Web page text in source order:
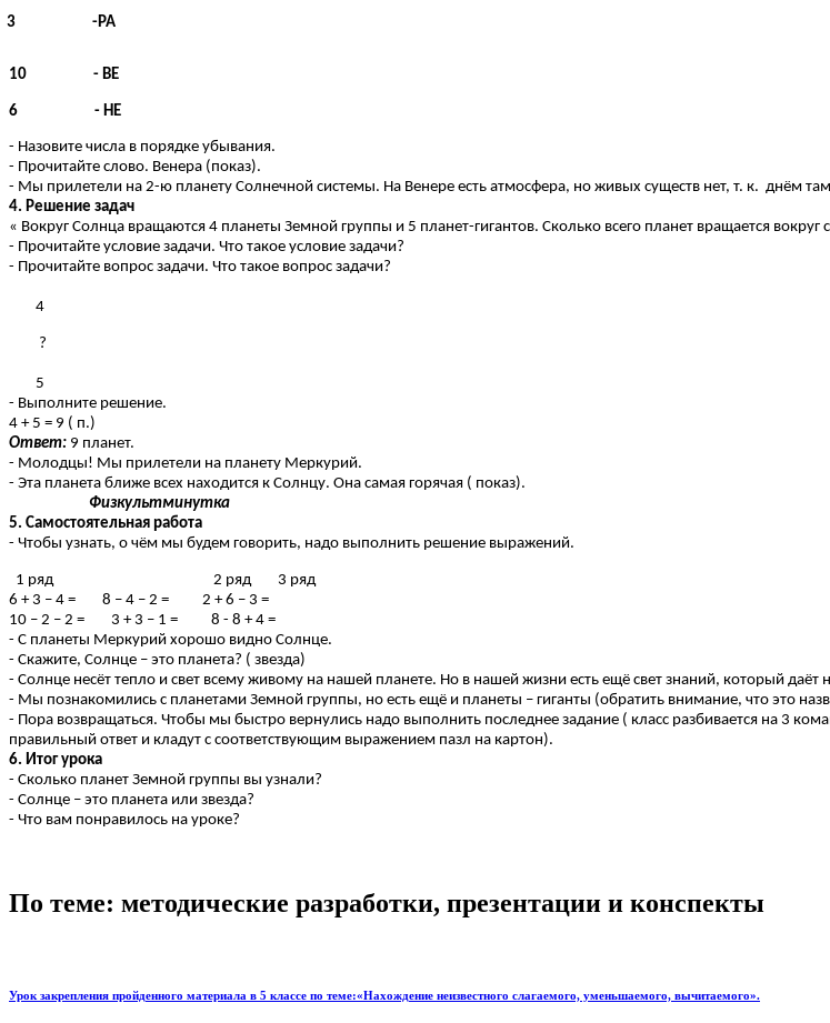
3 -РА
10 - ВЕ
6 - НЕ
- Назовите числа в порядке убывания.
- Прочитайте слово. Венера (показ).
- Мы прилетели на 2-ю планету Солнечной системы. На Венере есть атмосфера, но живых существ нет, т. к. днём
4. Решение задач
« Вокруг Солнца вращаются 4 планеты Земной группы и 5 планет-гигантов. Сколько всего планет вращается вокруг
- Прочитайте условие задачи. Что такое условие задачи?
- Прочитайте вопрос задачи. Что такое вопрос задачи?
4
?
5
- Выполните решение.
4 + 5 = 9 ( п.)
Ответ: 9 планет.
- Молодцы! Мы прилетели на планету Меркурий.
- Эта планета ближе всех находится к Солнцу. Она самая горячая ( показ).
Физкультминутка
5. Самостоятельная работа
- Чтобы узнать, о чём мы будем говорить, надо выполнить решение выражений.
1 ряд 2 ряд 3 ряд
6 + 3 – 4 = 8 – 4 – 2 = 2 + 6 – 3 =
10 – 2 – 2 = 3 + 3 – 1 = 8 - 8 + 4 =
- С планеты Меркурий хорошо видно Солнце.
- Скажите, Солнце – это планета? ( звезда)
- Солнце несёт тепло и свет всему живому на нашей планете. Но в нашей жизни есть ещё свет знаний, который
- Мы познакомились с планетами Земной группы, но есть ещё и планеты – гиганты (обратить внимание, что это
- Пора возвращаться. Чтобы мы быстро вернулись надо выполнить последнее задание ( класс разбивается на 3
правильный ответ и кладут с соответствующим выражением пазл на картон).
6. Итог урока
- Сколько планет Земной группы вы узнали?
- Солнце – это планета или звезда?
- Что вам понравилось на уроке?
По теме: методические разработки, презентации и конспекты
Урок закрепления пройденного материала в 5 классе по теме:«Нахождение неизвестного слагаемого, уменьшаемого, вычитаемого».